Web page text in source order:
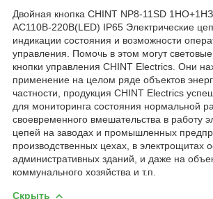
Двойная кнопка CHINT NP8-11SD
AC110В-220В(LED) IP65 Электрические
индикации состояния и возможности
управления. Помочь в этом могут
кнопки управления CHINT Electrics. Они
применение на целом ряде объектов
частности, продукция CHINT Electrics
для мониторинга состояния нормальной
своевременного вмешательства в работу
цепей на заводах и промышленных
производственных цехах, в электрощитах
административных зданий, и даже на
коммунального хозяйства и т.п.
Скрыть